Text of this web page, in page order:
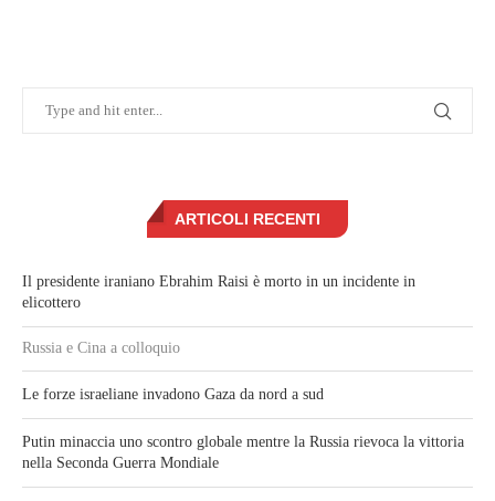
ARTICOLI RECENTI
Il presidente iraniano Ebrahim Raisi è morto in un incidente in
elicottero
Russia e Cina a colloquio
Le forze israeliane invadono Gaza da nord a sud
Putin minaccia uno scontro globale mentre la Russia rievoca la vittoria
nella Seconda Guerra Mondiale